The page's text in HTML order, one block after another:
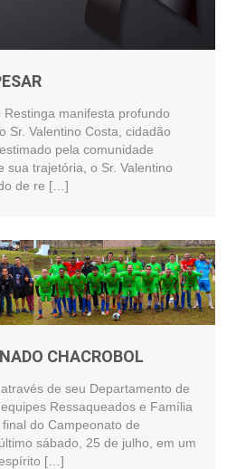
manifesta profundo
Sr. Valentino Costa, cidadão
pela comunidade
sua trajetória, o Sr. Valentino
de re […]
CHACROBOL
de seu Departamento de
Ressaqueados e Família
do Campeonato de
sábado, 25 de julho, em um
[…]